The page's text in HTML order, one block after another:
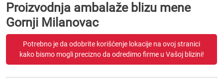
Proizvodnja ambalaže blizu mene
Gornji Milanovac
Potrebno je da odobrite korišćenje lokacije na ovoj stranici
kako bismo mogli precizno da odredimo firme u Vašoj blizini!